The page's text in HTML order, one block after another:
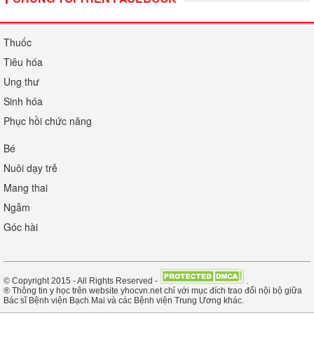
Thuốc
Tiêu hóa
Ung thư
Sinh hóa
Phục hồi chức năng
Bé
Nuôi dạy trẻ
Mang thai
Ngẫm
Góc hài
© Copyright 2015 - All Rights Reserved -
.
® Thông tin y học trên website yhocvn.net chỉ với mục đích trao đổi nội bộ giữa
Bác sĩ Bệnh viện Bạch Mai và các Bệnh viện Trung Ương khác.